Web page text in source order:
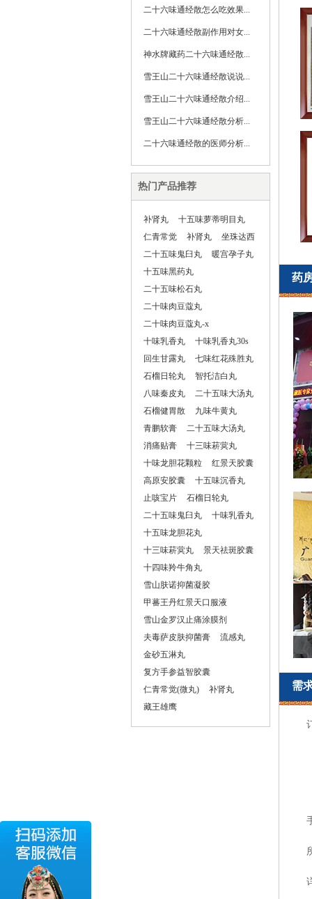
二十六味通经散怎么吃效果...
二十六味通经散副作用对女...
神水牌藏药二十六味通经散...
雪王山二十六味通经散说说...
雪王山二十六味通经散介绍...
雪王山二十六味通经散分析...
二十六味通经散的医师分析...
热门产品推荐
补肾丸
十五味萝蒂明目丸
仁青常觉
补肾丸
坐珠达西
二十五味鬼臼丸
暖宫孕子丸
十五味黑药丸
二十五味松石丸
二十味肉豆蔻丸
二十味肉豆蔻丸-x
十味乳香丸
十味乳香丸30s
回生甘露丸
七味红花殊胜丸
石榴日轮丸
智托洁白丸
八味秦皮丸
二十五味大汤丸
石榴健胃散
九味牛黄丸
青鹏软膏
二十五味大汤丸
消痛贴膏
十三味菥蓂丸
十味龙胆花颗粒
红景天胶囊
高原安胶囊
十五味沉香丸
止咳宝片
石榴日轮丸
二十五味鬼臼丸
十味乳香丸
十五味龙胆花丸
十三味菥蓂丸
景天祛斑胶囊
十四味羚牛角丸
雪山肤诺抑菌凝胶
甲蕃王丹红景天口服液
雪山金罗汉止痛涂膜剂
夫毒萨皮肤抑菌膏
流感丸
金砂五淋丸
复方手参益智胶囊
仁青常觉(微丸)
补肾丸
藏王雄鹰
药
需